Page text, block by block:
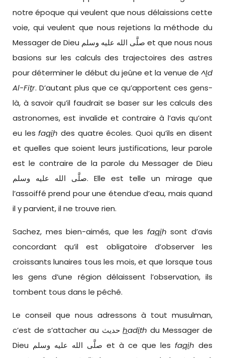
notre époque qui veulent que nous délaissions cette
voie, qui veulent que nous rejetions la méthode du
Messager de Dieu صلَّى الله عليه وسلم et que nous nous
basions sur les calculs des trajectoires des astres
pour déterminer le début du jeûne et la venue de ^Id
Al-Fitr. D’autant plus que ce qu’apportent ces gens-
là, à savoir qu’il faudrait se baser sur les calculs des
astronomes, est invalide et contraire à l’avis qu’ont
eu lesfaqih des quatre écoles. Quoi qu’ils en disent
et quelles que soient leurs justifications, leur parole
est le contraire de la parole du Messager de Dieu
صلَّى الله عليه وسلم. Elle est telle un mirage que
l’assoiffé prend pour une étendue d’eau, mais quand
il y parvient, il ne trouve rien.
Sachez, mes bien-aimés, que les faqih sont d’avis
concordant qu’il est obligatoire d’observer les
croissants lunaires tous les mois, et que lorsque tous
les gens d’une région délaissent l’observation, ils
tombent tous dans le péché.
Le conseil que nous adressons à tout musulman,
c’est de s’attacher au حديث hadith du Messager de
Dieu صلَّى الله عليه وسلم et à ce que les faqih des